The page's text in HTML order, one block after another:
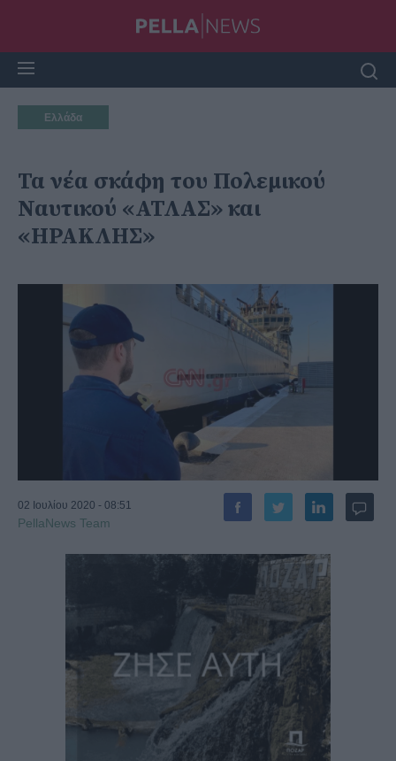
Ελλάδα
Τα νέα σκάφη του Πολεμικού
Ναυτικού «ΑΤΛΑΣ» και
«ΗΡΑΚΛΗΣ»
02 Ιουλίου 2020 - 08:51
PellaNews Team